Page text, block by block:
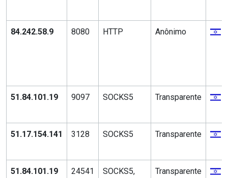
84.242.58.9 8080 HTTP Anônimo
51.84.101.19 9097 SOCKS5 Transparente
51.17.154.141 3128 SOCKS5 Transparente
51.84.101.19 24541
SOCKS5,
Transparente